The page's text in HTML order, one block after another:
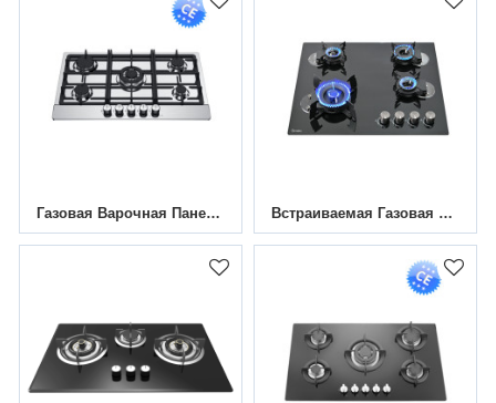
Газовая Варочная Панель Из Нержавеющей Стали С 5 Конфорками | MGBS-765B4 | 760 Мм Встраиваемая Газовая Варочная Панель С Четырьмя Конфорками Flip Burner Glass MGBG-404